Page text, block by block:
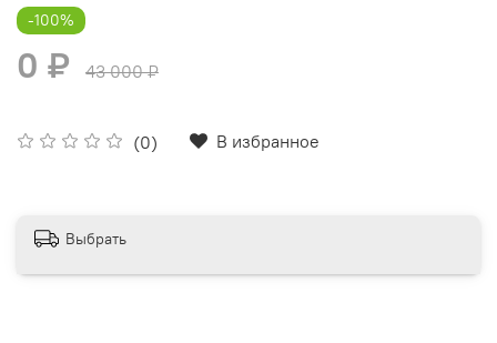
(0) В избранное
-100%
0 ₽ 43 000 ₽
Выбрать